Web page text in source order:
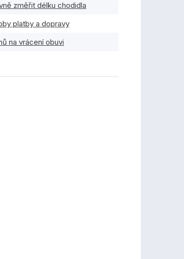
změřit délku chodidla
platby a dopravy
na vrácení obuvi